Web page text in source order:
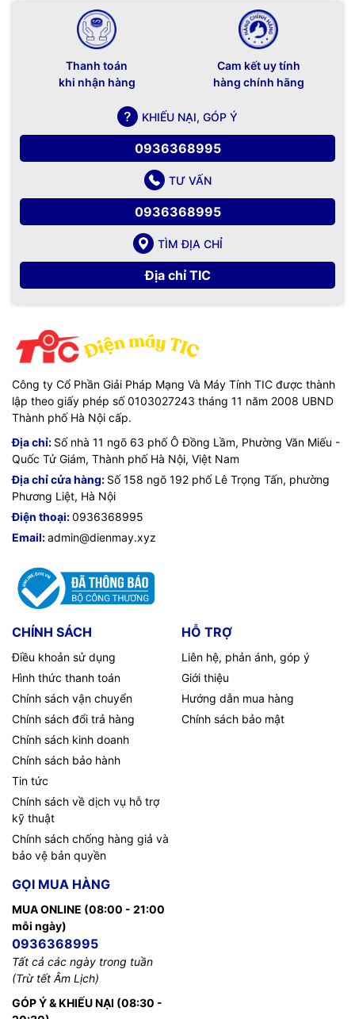
Thanh toán
khi nhận hàng
Cam kết uy tính
hàng chính hãng
KHIẾU NẠI, GÓP Ý
0936368995
TƯ VẤN
0936368995
TÌM ĐỊA CHỈ
Địa chỉ TIC
Công ty Cổ Phần Giải Pháp Mạng Và Máy Tính TIC được thành
lập theo giấy phép số 0103027243 tháng 11 năm 2008 UBND
Thành phố Hà Nội cấp.
Địa chỉ: Số nhà 11 ngõ 63 phố Ô Đồng Lầm, Phường Văn Miếu -
Quốc Tử Giám, Thành phố Hà Nội, Việt Nam
Địa chỉ cửa hàng: Số 158 ngõ 192 phố Lê Trọng Tấn, phường
Phương Liệt, Hà Nội
Điện thoại:0936368995
Email:admin@dienmay.xyz
CHÍNH SÁCH
Điều khoản sử dụng
Hình thức thanh toán
Chính sách vận chuyển
Chính sách đổi trả hàng
Chính sách kinh doanh
Chính sách bảo hành
Tin tức
Chính sách về dịch vụ hỗ trợ
kỹ thuật
Chính sách chống hàng giả và
bảo vệ bản quyền
HỖ TRỢ
Liên hệ, phản ánh, góp ý
Giới thiệu
Hướng dẫn mua hàng
Chính sách bảo mật
GỌI MUA HÀNG
MUA ONLINE (08:00 - 21:00
mỗi ngày)
0936368995
Tất cả các ngày trong tuần
(Trừ tết Âm Lịch)
GÓP Ý & KHIẾU NẠI (08:30 -